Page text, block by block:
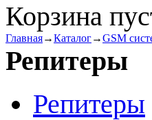
Корзина
Главная→Каталог→GSM
Репитеры
Репитеры